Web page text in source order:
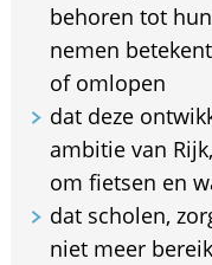
behoren tot
nemen
of omlopen
dat deze
ambitie van
om fietsen en
dat scholen,
niet meer